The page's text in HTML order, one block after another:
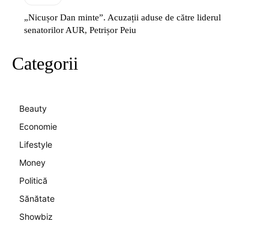
„Nicușor Dan minte”. Acuzații aduse de către liderul
senatorilor AUR, Petrișor Peiu
Categorii
Beauty
Economie
Lifestyle
Money
Politică
Sănătate
Showbiz